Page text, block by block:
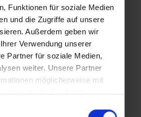
Funktionen für soziale Medien
und die Zugriffe auf unsere
Außerdem geben wir
Verwendung unserer
Partner für soziale Medien,
weiter. Unsere Partner
möglicherweise mit
die Sie ihnen